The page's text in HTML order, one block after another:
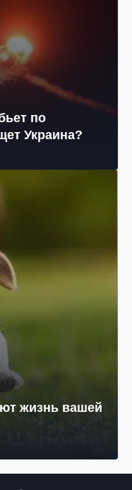
по
Украина?
жизнь вашей